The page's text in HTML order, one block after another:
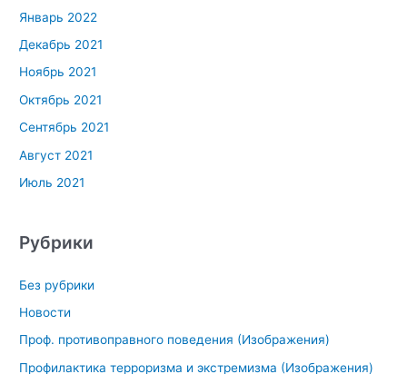
Январь 2022
Декабрь 2021
Ноябрь 2021
Октябрь 2021
Сентябрь 2021
Август 2021
Июль 2021
Рубрики
Без рубрики
Новости
Проф. противоправного поведения (Изображения)
Профилактика терроризма и экстремизма (Изображения)